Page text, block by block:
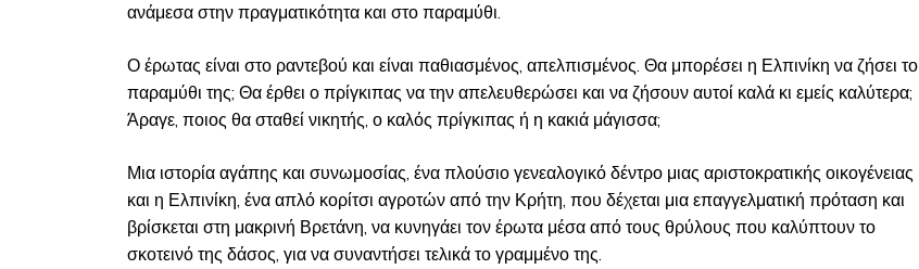
ανάμεσα στην πραγματικότητα και στο παραμύθι.
Ο έρωτας είναι στο ραντεβού και είναι παθιασμένος, απελπισμένος. Θα μπορέσει η Ελπινίκη να ζήσει το
παραμύθι της; Θα έρθει ο πρίγκιπας να την απελευθερώσει και να ζήσουν αυτοί καλά κι εμείς καλύτερα;
Άραγε, ποιος θα σταθεί νικητής, ο καλός πρίγκιπας ή η κακιά μάγισσα;
Μια ιστορία αγάπης και συνωμοσίας, ένα πλούσιο γενεαλογικό δέντρο μιας αριστοκρατικής οικογένειας
και η Ελπινίκη, ένα απλό κορίτσι αγροτών από την Κρήτη, που δέχεται μια επαγγελματική πρόταση και
βρίσκεται στη μακρινή Βρετάνη, να κυνηγάει τον έρωτα μέσα από τους θρύλους που καλύπτουν το
σκοτεινό της δάσος, για να συναντήσει τελικά το γραμμένο της.